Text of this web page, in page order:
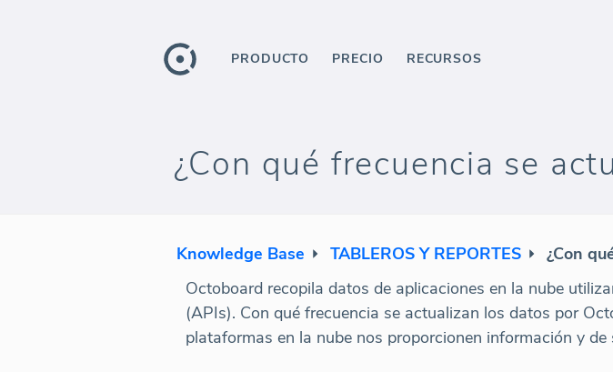
PRODUCTO PRECIO RECURSOS
¿Con qué frecuencia se
Knowledge Base TABLEROS Y REPORTES
¿Con
Octoboard recopila datos de aplicaciones en la nube
(APIs). Con qué frecuencia se actualizan los datos por
plataformas en la nube nos proporcionen información y